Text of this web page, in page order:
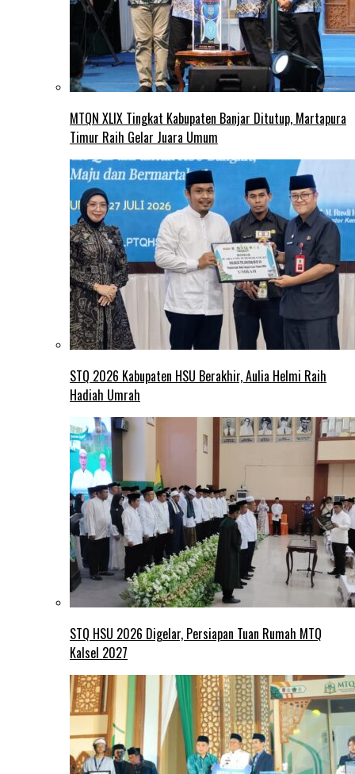
MTQN XLIX Tingkat Kabupaten Banjar Ditutup, Martapura
Timur Raih Gelar Juara Umum
STQ 2026 Kabupaten HSU Berakhir, Aulia Helmi Raih
Hadiah Umrah
STQ HSU 2026 Digelar, Persiapan Tuan Rumah MTQ
Kalsel 2027